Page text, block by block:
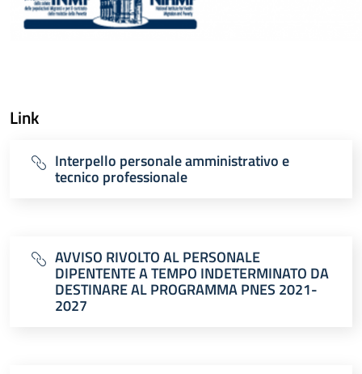
Link
Interpello personale amministrativo e
tecnico professionale
AVVISO RIVOLTO AL PERSONALE
DIPENTENTE A TEMPO INDETERMINATO DA
DESTINARE AL PROGRAMMA PNES 2021-
2027